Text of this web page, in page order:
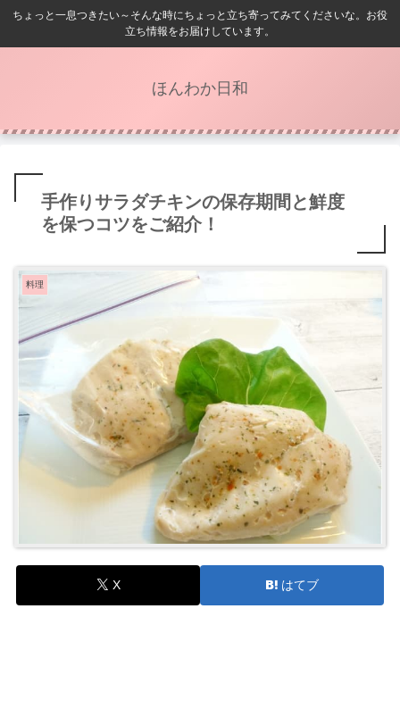
ちょっと一息つきたい～そんな時にちょっと立ち寄ってみてくださいな。お役
立ち情報をお届けしています。
ほんわか日和
手作りサラダチキンの保存期間と鮮度
を保つコツをご紹介！
料理
X はてブ